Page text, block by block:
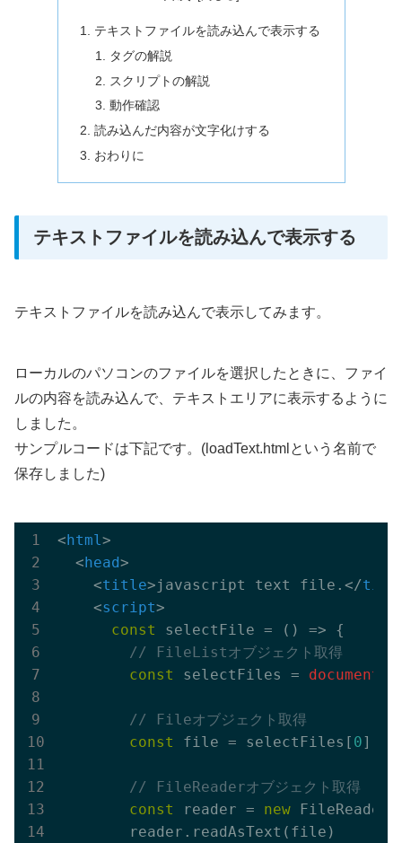
テキストファイルを読み込んで表示する
タグの解説
スクリプトの解説
動作確認
読み込んだ内容が文字化けする
おわりに
テキストファイルを読み込んで表示する
テキストファイルを読み込んで表示してみます。
ローカルのパソコンのファイルを選択したときに、ファイ
ルの内容を読み込んで、テキストエリアに表示するように
しました。
サンプルコードは下記です。(loadText.htmlという名前で
保存しました)
<html >
<head>
<title>javascript text file. </
<script>
const
selectFile = () => {
// FileListオブジェクト取得
const
selectFiles = document
// Fileオブジェクト取得
const
file = selectFiles[ 0]
// FileReaderオブジェクト取得
const
reader = new
        reader.readAsText(file)